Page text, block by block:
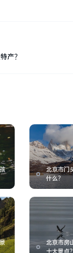
产？
北京市门
什么？
北京市房
十大景点